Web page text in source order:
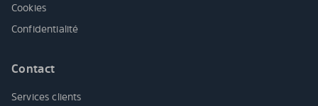
Cookies
Confidentialité
Contact
Services clients